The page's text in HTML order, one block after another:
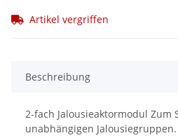
Artikel vergriffen
Beschreibung
2-fach Jalousieaktormodul Zum
unabhängigen